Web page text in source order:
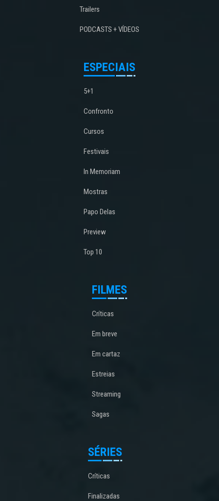
Trailers
PODCASTS + VÍDEOS
ESPECIAIS
5+1
Confronto
Cursos
Festivais
In Memoriam
Mostras
Papo Delas
Preview
Top 10
FILMES
Críticas
Em breve
Em cartaz
Estreias
Streaming
Sagas
SÉRIES
Críticas
Finalizadas